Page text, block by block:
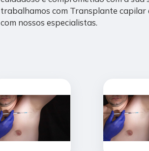
trabalhamos com Transplante capilar
com nossos especialistas.